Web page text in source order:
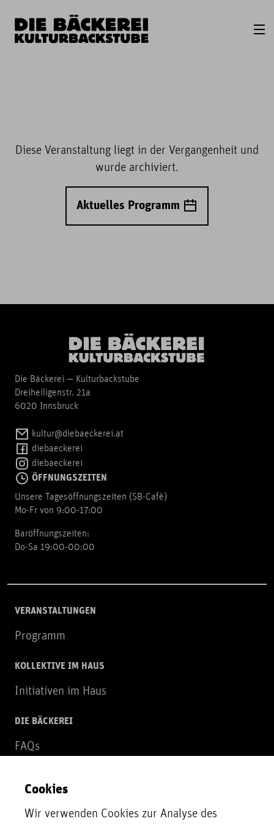
Diese Veranstaltung liegt in der Vergangenheit und
wurde archiviert.
Aktuelles Programm
Die Bäckerei — Kulturbackstube
Dreiheiligenstr. 21a
6020 Innsbruck
kultur@diebaeckerei.at
diebaeckerei
diebaeckerei
ÖFFNUNGSZEITEN
Unsere Tagesöffnungszeiten (SB-Cafè)
Mo-Fr von 9:00-17:00
Baröffnungszeiten:
Do-Sa 19:00-00:00
VERANSTALTUNGEN
Programm
KOLLEKTIVE IM HAUS
Initiativen im Haus
DIE BÄCKEREI
FAQs
NEWSLETTER
Zur Newsletter Anmeldung
Cookies
Wir verwenden Cookies zur Analyse des